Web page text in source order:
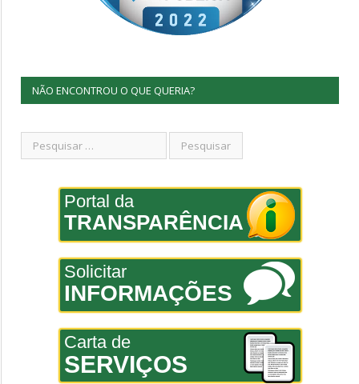
NÃO ENCONTROU O QUE QUERIA?
Portal da
TRANSPARÊNCIA
Solicitar
INFORMAÇÕES
Carta de
SERVIÇOS